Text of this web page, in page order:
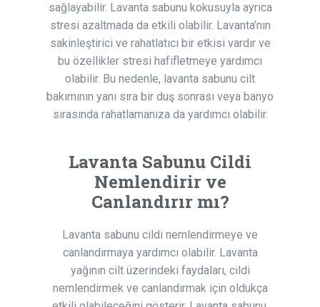
sağlayabilir. Lavanta sabunu kokusuyla ayrıca
stresi azaltmada da etkili olabilir. Lavanta’nın
sakinleştirici ve rahatlatıcı bir etkisi vardır ve
bu özellikler stresi hafifletmeye yardımcı
olabilir. Bu nedenle, lavanta sabunu cilt
bakımının yanı sıra bir duş sonrası veya banyo
sırasında rahatlamanıza da yardımcı olabilir.
Lavanta Sabunu Cildi
Nemlendirir ve
Canlandırır mı?
Lavanta sabunu cildi nemlendirmeye ve
canlandırmaya yardımcı olabilir. Lavanta
yağının cilt üzerindeki faydaları, cildi
nemlendirmek ve canlandırmak için oldukça